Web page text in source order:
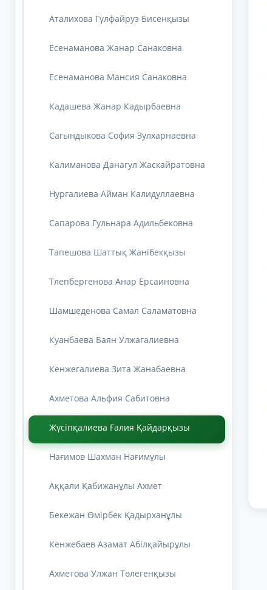
Аталихова Гүлфайруз Бисенқызы
Есенаманова Жанар Санаковна
Есенаманова Мансия Санаковна
Кадашева Жанар Кадырбаевна
Сагындыкова София Зулхарнаевна
Калиманова Данагул Жаскайратовна
Нургалиева Айман Калидуллаевна
Сапарова Гульнара Адильбековна
Тапешова Шаттық Жанібекқызы
Тлепбергенова Анар Ерсаиновна
Шамшеденова Самал Саламатовна
Куанбаева Баян Улжагалиевна
Кенжегалиева Зита Жанабаевна
Ахметова Альфия Сабитовна
Жүсіпқалиева Ғалия Қайдарқызы
Нағимов Шахман Нағимұлы
Аққали Қабижанұлы Ахмет
Бекежан Өмірбек Қадырханұлы
Кенжебаев Азамат Абілқайырұлы
Ахметова Улжан Төлегенқызы